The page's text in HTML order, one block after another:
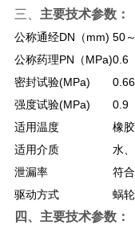
三、 主要技术参数：
公称通经DN（mm) 50
公称药理PN（MPa)0.6
密封试验(MPa)
0.66
强度试验(MPa)
0.9
适用温度
橡
适用介质
水
泄漏率
符
驱动方式
蜗
四、 主要技术参数：